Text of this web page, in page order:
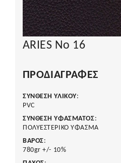
ARIES No 16
ΠΡΟΔΙΑΓΡΑΦΈΣ
ΣΥΝΘΕΣΗ ΥΛΙΚΟΥ:
PVC
ΣΥΝΘΕΣΗ ΥΦΑΣΜΑΤΟΣ:
ΠΟΛΥΕΣΤΕΡΙΚΟ ΥΦΑΣΜΑ
ΒΑΡΟΣ:
780gr +/- 10%